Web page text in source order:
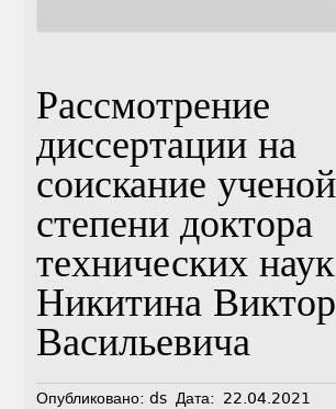
Рассмотрение
диссертации на
соискание ученой
степени доктора
технических наук
Никитина
Васильевича
Опубликовано: ds Дата: 22.04.2021